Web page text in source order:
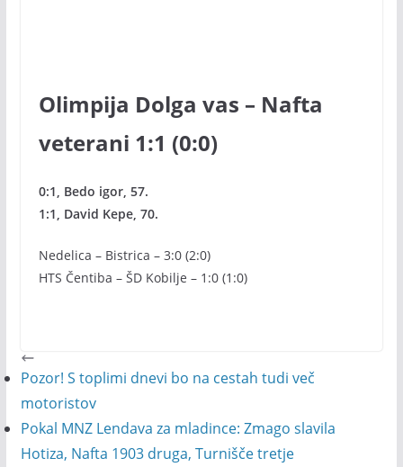
Olimpija Dolga vas – Nafta
veterani 1:1 (0:0)
0:1, Bedo igor, 57.
1:1, David Kepe, 70.
Nedelica – Bistrica – 3:0 (2:0)
HTS Čentiba – ŠD Kobilje – 1:0 (1:0)
Pozor! S toplimi dnevi bo na cestah tudi več
motoristov
Pokal MNZ Lendava za mladince: Zmago slavila
Hotiza, Nafta 1903 druga, Turnišče tretje